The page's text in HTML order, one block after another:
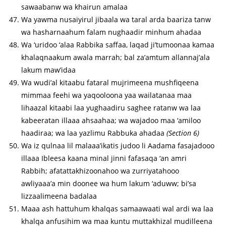
sawaabanw wa khairun amalaa
Wa yawma nusaiyirul jibaala wa taral arda baariza tanw
wa hasharnaahum falam nughaadir minhum ahadaa
Wa ‘uridoo ‘alaa Rabbika saffaa, laqad ji’tumoonaa kamaa
khalaqnaakum awala marrah; bal za’amtum allannaj’ala
lakum maw’idaa
Wa wudi’al kitaabu fataral mujrimeena mushfiqeena
mimmaa feehi wa yaqooloona yaa wailatanaa maa
lihaazal kitaabi laa yughaadiru saghee ratanw wa laa
kabeeratan illaaa ahsaahaa; wa wajadoo maa ‘amiloo
haadiraa; wa laa yazlimu Rabbuka ahadaa(Section 6)
Wa iz qulnaa lil malaaa’ikatis judoo li Aadama fasajadooo
illaaa Ibleesa kaana minal jinni fafasaqa ‘an amri
Rabbih; afatattakhizoonahoo wa zurriyatahooo
awliyaaa’a min doonee wa hum lakum ‘aduww; bi’sa
lizzaalimeena badalaa
Maaa ash hattuhum khalqas samaawaati wal ardi wa laa
khalqa anfusihim wa maa kuntu muttakhizal mudilleena